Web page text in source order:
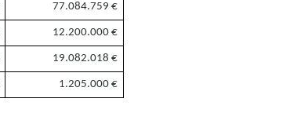
77.084.759 €
12.200.000€
19.082.018€
1.205.000 €